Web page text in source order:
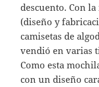
descuento. Con
(diseño y
camisetas de
vendió en varias
Como esta
con un diseño